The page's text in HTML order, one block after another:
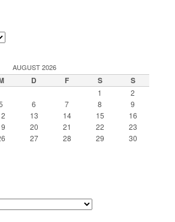
AUGUST 2026
D F S S
1
2
6 7 8
9
13 14 15
16
20 21 22
23
27 28 29
30